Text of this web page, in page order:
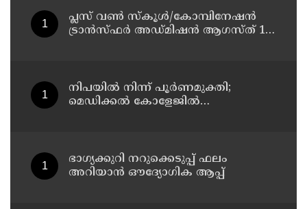
പ്ലസ് വൺ സ്‌കൂൾ/കോമ്പിനേഷൻ
ട്രാൻസ്ഫർ അഡ്മിഷൻ ആഗസ്ത് 10,
നിപയിൽ നിന്ന് പൂർണമുക്തി;
മെഡിക്കൽ കോളേജിൽ
ഭാഗ്യക്കുറി നറുക്കെടുപ്പ് ഫലം
അറിയാൻ ഔദ്യോഗിക ആപ്പ്